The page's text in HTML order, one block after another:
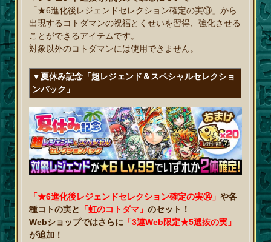
「★6進化後レジェンドセレクション確定の実⑬」から
出現するコトダマンの祝福とくせいを習得、強化させる
ことができるアイテムです。
対象以外のコトダマンには使用できません。
▼夏休み記念「超レジェンド＆スペシャルセレクショ
ンパック」
「★6進化後レジェンドセレクション確定の実⑭」や各
種コトの実と
「虹のコトダマ」のセット！
Webショップではさらに 「3連Web限定★5選抜の実」
が追加！